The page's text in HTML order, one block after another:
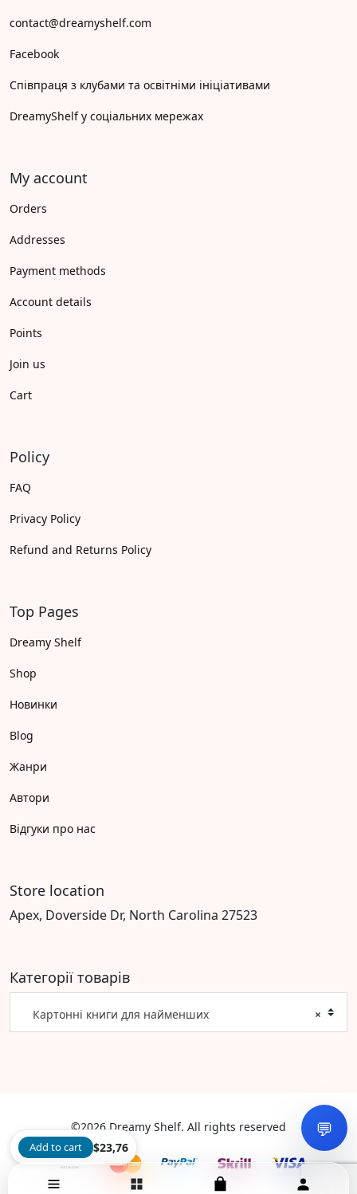
contact@dreamyshelf.com
Facebook
Співпраця з клубами та освітніми ініціативами
DreamyShelf у соціальних мережах
My account
Orders
Addresses
Payment methods
Account details
Points
Join us
Cart
Policy
FAQ
Privacy Policy
Refund and Returns Policy
Top Pages
Dreamy Shelf
Shop
Новинки
Blog
Жанри
Автори
Відгуки про нас
Store location
Apex, Doverside Dr, North Carolina 27523
Категорії товарів
×
Картонні книги для найменших
©2026 Dreamy Shelf. All rights reserved 💬
Add to cart $23,76